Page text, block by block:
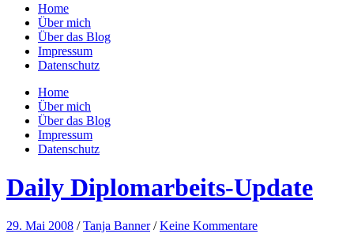
Home
Über mich
Über das Blog
Impressum
Datenschutz
Home
Über mich
Über das Blog
Impressum
Datenschutz
Daily Diplomarbeits-Update
29. Mai 2008 /Tanja Banner /Keine Kommentare